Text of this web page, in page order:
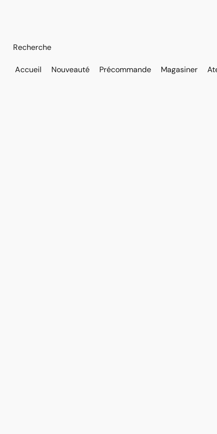
Accueil Nouveauté Précommande Magasiner